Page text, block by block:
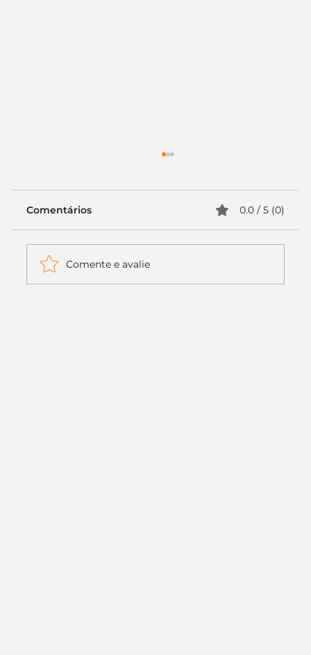
Comentários 0.0 / 5 (0)
Comente e avalie